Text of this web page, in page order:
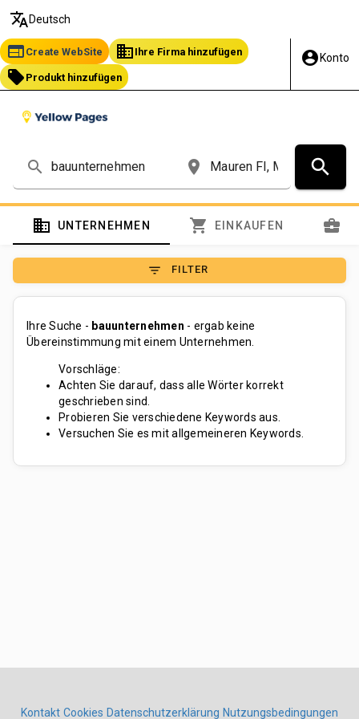
translate Deutsch
web Create WebSite business Ihre Firma hinzufügen
local_offer Produkt hinzufügen
account_circle Konto
search place search
domain UNTERNEHMEN shopping_cart EINKAUFEN business_center
filter_list FILTER
Ihre Suche - bauunternehmen - ergab keine
Übereinstimmung mit einem Unternehmen.
Vorschläge:
Achten Sie darauf, dass alle Wörter korrekt
geschrieben sind.
Probieren Sie verschiedene Keywords aus.
Versuchen Sie es mit allgemeineren Keywords.
Kontakt Cookies Datenschutzerklärung Nutzungsbedingungen